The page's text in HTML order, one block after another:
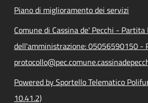
Piano di miglioramento dei servizi
Comune di Cassina de' Pecchi - Partita
dell'amministrazione: 05056590150 -
Powered by Sportello Telematico
10.41.2)